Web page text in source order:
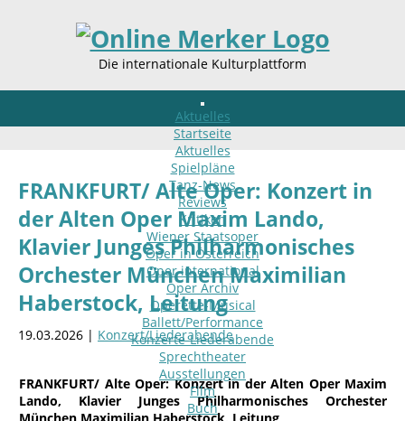
Die internationale Kulturplattform
Aktuelles
Startseite
Aktuelles
Spielpläne
Tanz-News
Reviews
Kritiken
Wiener Staatsoper
Oper in Österreich
Oper international
Oper Archiv
Operette-Musical
Ballett/Performance
Konzerte-Liederabende
Sprechtheater
Ausstellungen
Film
Buch
FRANKFURT/ Alte Oper: Konzert in
der Alten Oper Maxim Lando,
Klavier Junges Philharmonisches
Orchester München Maximilian
Haberstock, Leitung
19.03.2026 | Konzert/Liederabende
FRANKFURT/ Alte Oper: Konzert in der Alten Oper Maxim
Lando, Klavier Junges Philharmonisches Orchester